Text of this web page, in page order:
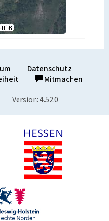
Datenschutz
Mitmachen
Version: 4.52.0